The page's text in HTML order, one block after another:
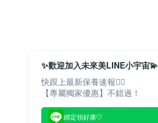
✨歡迎加入未來美LINE小宇宙💫
快跟上最新保養速報🙋‍♀️
【專屬獨家優惠】不錯過！
綁定領好康🤍